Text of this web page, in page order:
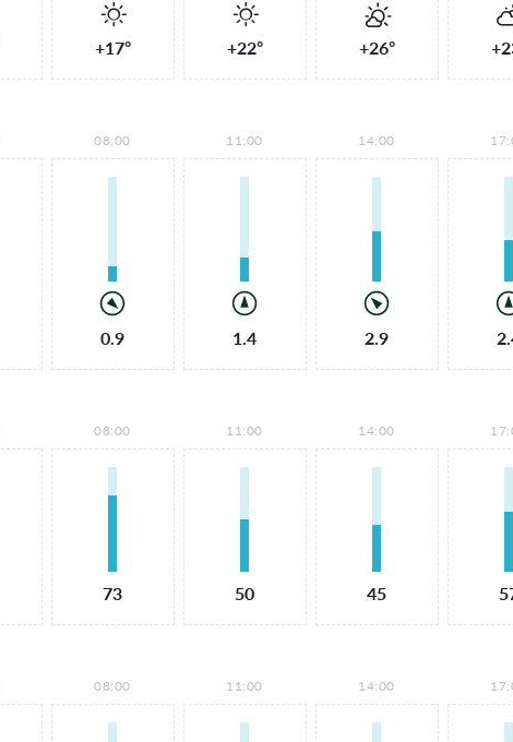
+17° +22° +26°
08:00
0.9
11:00
1.4
14:00
2.9
08:00
73
11:00
50
14:00
45
08:00 11:00 14:00